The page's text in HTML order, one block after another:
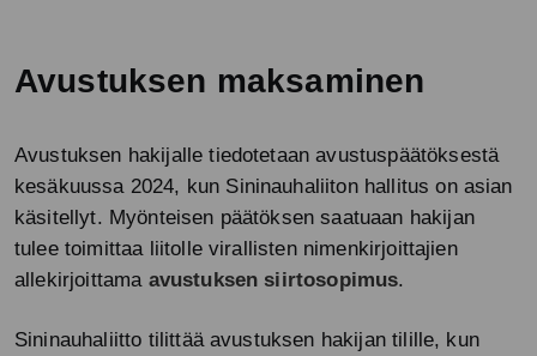
Avustuksen maksaminen
Avustuksen hakijalle tiedotetaan avustuspäätöksestä
kesäkuussa 2024, kun Sininauhaliiton hallitus on asian
käsitellyt. Myönteisen päätöksen saatuaan hakijan
tulee toimittaa liitolle virallisten nimenkirjoittajien
allekirjoittama avustuksen siirtosopimus.
Sininauhaliitto tilittää avustuksen hakijan tilille, kun